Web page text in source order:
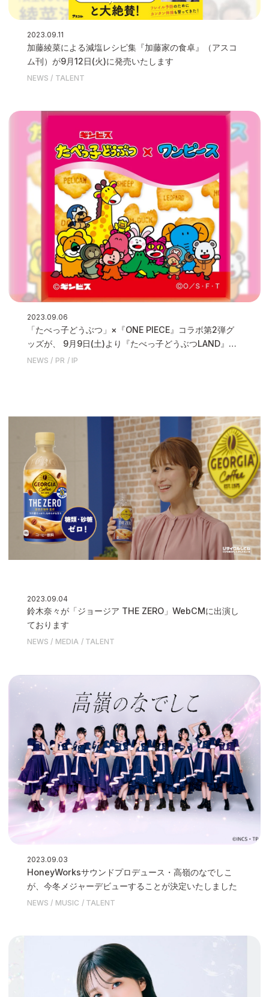
2023.09.11
加藤綾菜による減塩レシピ集『加藤家の食卓』（アスコ
ム刊）が9月12日(火)に発売いたします
NEWS TALENT
2023.09.06
「たべっ子どうぶつ」×『ONE PIECE』コラボ第2弾グ
ッズが、 9月9日(土)より『たべっ子どうぶつLAND』で
先行発売いたします
NEWS PR IP
2023.09.04
鈴木奈々が「ジョージア THE ZERO」WebCMに出演し
ております
NEWS MEDIA TALENT
2023.09.03
HoneyWorksサウンドプロデュース・高嶺のなでしこ
が、今冬メジャーデビューすることが決定いたしました
NEWS MUSIC TALENT